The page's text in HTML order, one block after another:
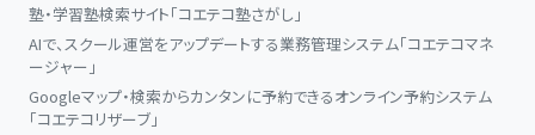
塾・学習塾検索サイト「コエテコ塾さがし」
AIで、スクール運営をアップデートする業務管理システム「コエテコマネ
ージャー」
Googleマップ・検索からカンタンに予約できるオンライン予約システム
「コエテコリザーブ」